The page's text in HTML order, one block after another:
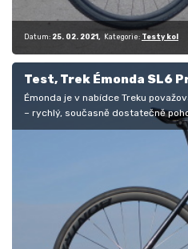
Datum: 25. 02. 2021 Kategorie: Testy kol
Test, Trek Émonda SL6
Émonda je v nabídce Treku
– rychlý, současně dostatečně